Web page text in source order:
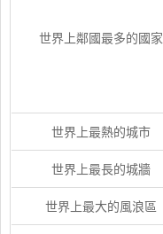
世界上鄰國最多的國家
世界上最熱的城市
世界上最長的城牆
世界上最大的風浪區